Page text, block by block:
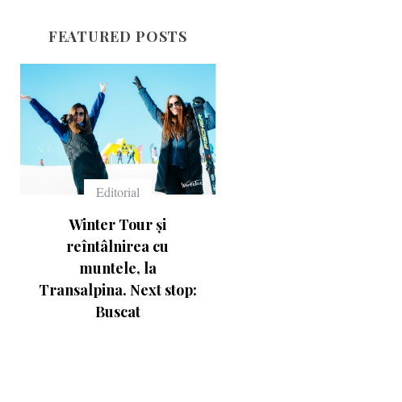
FEATURED POSTS
Echipament
Ce înseamnă numerele
de pe schiuri